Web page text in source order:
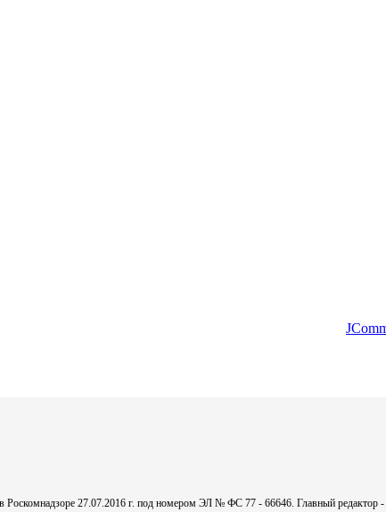
Роскомнадзоре 27.07.2016 г. под номером ЭЛ № ФС 77 - 66646. Главный